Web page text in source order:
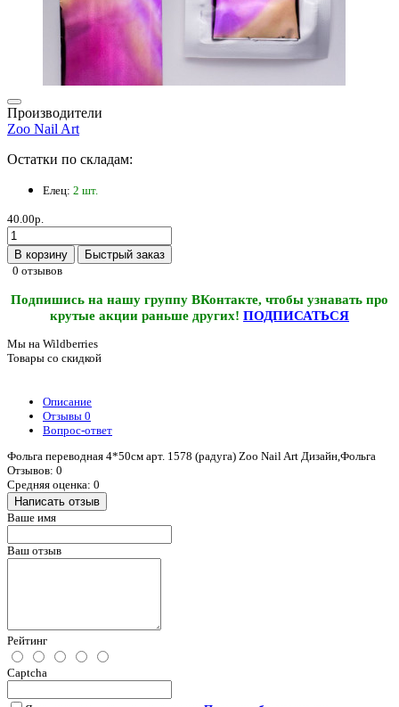
Производители
Zoo Nail Art
Остатки по складам:
Елец: 2 шт.
40.00р.
В корзину
Быстрый заказ
0 отзывов
Подпишись на нашу группу ВКонтакте, чтобы узнавать про
крутые акции раньше других! ПОДПИСАТЬСЯ
Мы на Wildberries
Товары со скидкой
Описание
Отзывы 0
Вопрос-ответ
Фольга переводная 4*50см арт. 1578 (радуга) Zoo Nail Art Дизайн,Фольга
Отзывов: 0
Средняя оценка: 0
Написать отзыв
Ваше имя
Ваш отзыв
Рейтинг
Captcha